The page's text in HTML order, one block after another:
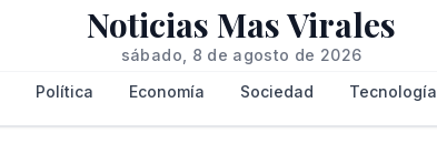
Noticias Mas Virales
sábado, 8 de agosto de 2026
Política Economía Sociedad Tecnología